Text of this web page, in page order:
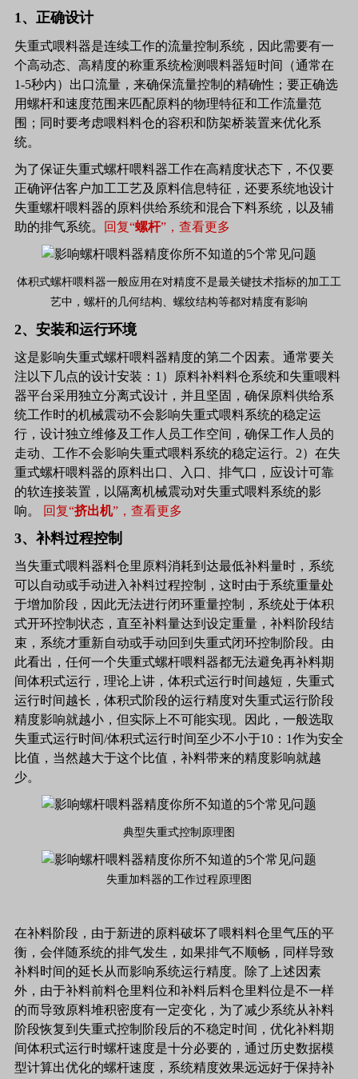
1、正确设计
失重式喂料器是连续工作的流量控制系统，因此需要有一
个高动态、高精度的称重系统检测喂料器短时间（通常在
1-5秒内）出口流量，来确保流量控制的精确性；要正确选
用螺杆和速度范围来匹配原料的物理特征和工作流量范
围；同时要考虑喂料料仓的容积和防架桥装置来优化系
统。
为了保证失重式螺杆喂料器工作在高精度状态下，不仅要
正确评估客户加工工艺及原料信息特征，还要系统地设计
失重螺杆喂料器的原料供给系统和混合下料系统，以及辅
助的排气系统。
回复“螺杆”，查看更多
体积式螺杆喂料器一般应用在对精度不是最关键技术指标的加工工
艺中， 螺杆的几何结构、螺纹结构等都对精度有影响
2、安装和运行环境
这是影响失重式螺杆喂料器精度的第二个因素。通常要关
注以下几点的设计安装：1）原料补料料仓系统和失重喂料
器平台采用独立分离式设计，并且坚固，确保原料供给系
统工作时的机械震动不会影响失重式喂料系统的稳定运
行，设计独立维修及工作人员工作空间，确保工作人员的
走动、工作不会影响失重式喂料系统的稳定运行。2）在失
重式螺杆喂料器的原料出口、入口、排气口，应设计可靠
的软连接装置，以隔离机械震动对失重式喂料系统的影
响。
回复“挤出机”，查看更多
3、补料过程控制
当失重式喂料器料仓里原料消耗到达最低补料量时，系统
可以自动或手动进入补料过程控制，这时由于系统重量处
于增加阶段，因此无法进行闭环重量控制，系统处于体积
式开环控制状态，直至补料量达到设定重量，补料阶段结
束，系统才重新自动或手动回到失重式闭环控制阶段。由
此看出，任何一个失重式螺杆喂料器都无法避免再补料期
间体积式运行，理论上讲，体积式运行时间越短，失重式
运行时间越长，体积式阶段的运行精度对失重式运行阶段
精度影响就越小，但实际上不可能实现。因此，一般选取
失重式运行时间/体积式运行时间至少不小于10：1作为安全
比值，当然越大于这个比值，补料带来的精度影响就越
少。
典型失重式控制原理图
失重加料器的工作过程原理图
在补料阶段，由于新进的原料破坏了喂料料仓里气压的平
衡，会伴随系统的排气发生，如果排气不顺畅，同样导致
补料时间的延长从而影响系统运行精度。除了上述因素
外，由于补料前料仓里料位和补料后料仓里料位是不一样
的而导致原料堆积密度有一定变化，为了减少系统从补料
阶段恢复到失重式控制阶段后的不稳定时间，优化补料期
间体积式运行时螺杆速度是十分必要的，通过历史数据模
型计算出优化的螺杆速度，系统精度效果远远好于保持补